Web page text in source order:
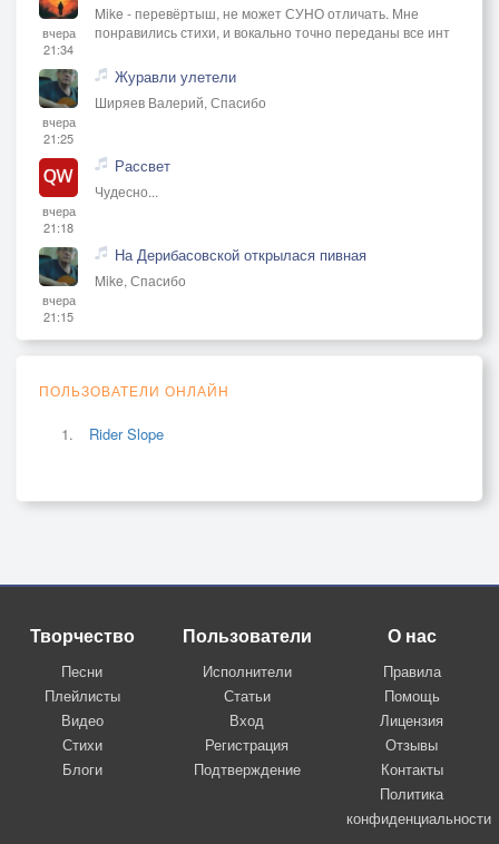
вчера
21:34
Mike - перевёртыш, не может СУНО отличать. Мне
понравились стихи, и вокально точно переданы все инт
вчера
21:25
Журавли улетели
Ширяев Валерий, Спасибо
вчера
21:18
Рассвет
Чудесно...
вчера
21:15
На Дерибасовской открылася пивная
Mike, Спасибо
ПОЛЬЗОВАТЕЛИ ОНЛАЙН
Rider Slope
Творчество
Песни
Плейлисты
Видео
Стихи
Блоги
Пользователи
Исполнители
Статьи
Вход
Регистрация
Подтверждение
О нас
Правила
Помощь
Лицензия
Отзывы
Контакты
Политика
конфиденциальности